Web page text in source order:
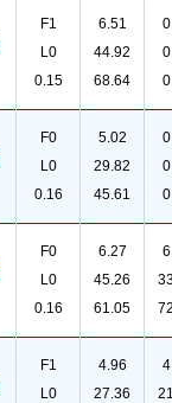
F1
L0
0.15
6.51
44.92
68.64
F0
L0
0.16
5.02
29.82
45.61
F0
L0
0.16
6.27
45.26
61.05
F1
L0
4.96
27.36